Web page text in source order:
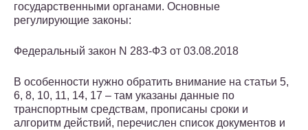
государственными органами. Основные
регулирующие законы:
Федеральный закон N 283-ФЗ от 03.08.2018
В особенности нужно обратить внимание на статьи 5,
6, 8, 10, 11, 14, 17 – там указаны данные по
транспортным средствам, прописаны сроки и
алгоритм действий, перечислен список документов и